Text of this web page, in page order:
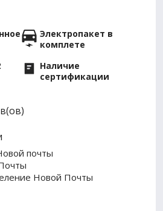
Электропакет в
комплете
Наличие
сертификации
почты
Новой Почты